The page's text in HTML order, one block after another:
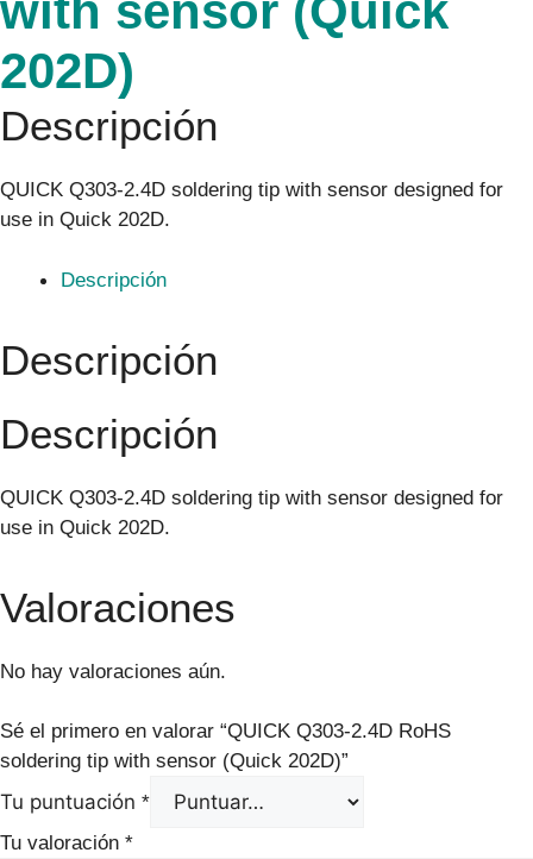
with sensor (Quick
202D)
Descripción
QUICK Q303-2.4D soldering tip with sensor designed for
use in Quick 202D.
Descripción
Descripción
Descripción
QUICK Q303-2.4D soldering tip with sensor designed for
use in Quick 202D.
Valoraciones
No hay valoraciones aún.
Sé el primero en valorar “QUICK Q303-2.4D RoHS
soldering tip with sensor (Quick 202D)”
Tu puntuación *
Tu valoración *